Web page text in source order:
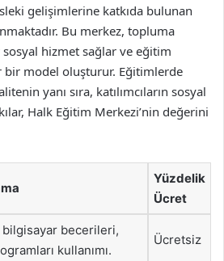
gelişimlerine katkıda bulunan
Bu merkez, topluma
hizmet sağlar ve eğitim
bir model oluşturur. Eğitimlerde
yanı sıra, katılımcıların sosyal
Halk Eğitim Merkezi’nin değerini
Yüzdelik
Ücret
bilgisayar becerileri,
kullanımı.
Ücretsiz